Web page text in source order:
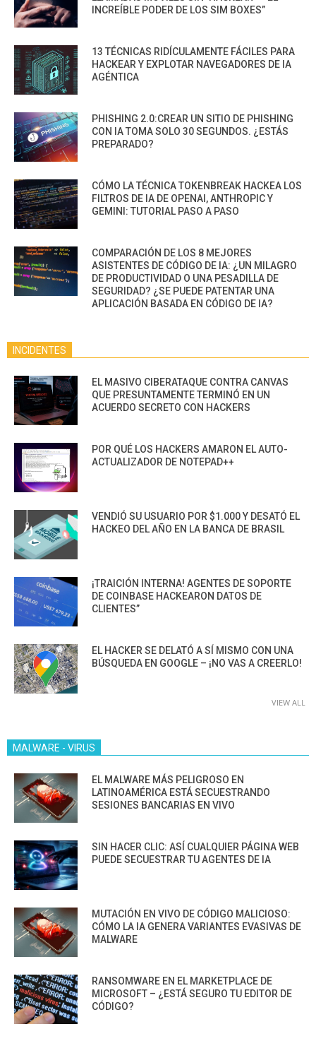
INCREÍBLE PODER DE LOS SIM BOXES”
13 TÉCNICAS RIDÍCULAMENTE FÁCILES PARA
HACKEAR Y EXPLOTAR NAVEGADORES DE IA
AGÉNTICA
PHISHING 2.0:CREAR UN SITIO DE PHISHING
CON IA TOMA SOLO 30 SEGUNDOS. ¿ESTÁS
PREPARADO?
CÓMO LA TÉCNICA TOKENBREAK HACKEA LOS
FILTROS DE IA DE OPENAI, ANTHROPIC Y
GEMINI: TUTORIAL PASO A PASO
COMPARACIÓN DE LOS 8 MEJORES
ASISTENTES DE CÓDIGO DE IA: ¿UN MILAGRO
DE PRODUCTIVIDAD O UNA PESADILLA DE
SEGURIDAD? ¿SE PUEDE PATENTAR UNA
APLICACIÓN BASADA EN CÓDIGO DE IA?
INCIDENTES
EL MASIVO CIBERATAQUE CONTRA CANVAS
QUE PRESUNTAMENTE TERMINÓ EN UN
ACUERDO SECRETO CON HACKERS
POR QUÉ LOS HACKERS AMARON EL AUTO-
ACTUALIZADOR DE NOTEPAD++
VENDIÓ SU USUARIO POR $1.000 Y DESATÓ EL
HACKEO DEL AÑO EN LA BANCA DE BRASIL
¡TRAICIÓN INTERNA! AGENTES DE SOPORTE
DE COINBASE HACKEARON DATOS DE
CLIENTES”
EL HACKER SE DELATÓ A SÍ MISMO CON UNA
BÚSQUEDA EN GOOGLE – ¡NO VAS A CREERLO!
VIEW ALL
MALWARE - VIRUS
EL MALWARE MÁS PELIGROSO EN
LATINOAMÉRICA ESTÁ SECUESTRANDO
SESIONES BANCARIAS EN VIVO
SIN HACER CLIC: ASÍ CUALQUIER PÁGINA WEB
PUEDE SECUESTRAR TU AGENTES DE IA
MUTACIÓN EN VIVO DE CÓDIGO MALICIOSO:
CÓMO LA IA GENERA VARIANTES EVASIVAS DE
MALWARE
RANSOMWARE EN EL MARKETPLACE DE
MICROSOFT – ¿ESTÁ SEGURO TU EDITOR DE
CÓDIGO?